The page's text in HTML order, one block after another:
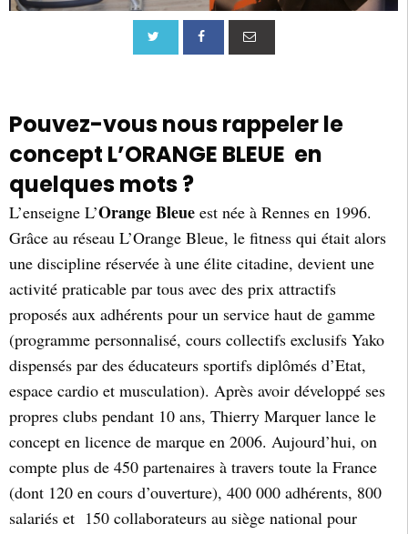
Pouvez-vous nous rappeler le
concept L’ORANGE BLEUE en
quelques mots ?
L’enseigne L’Orange Bleue est née à Rennes en 1996.
Grâce au réseau L’Orange Bleue, le fitness qui était alors
une discipline réservée à une élite citadine, devient une
activité praticable par tous avec des prix attractifs
proposés aux adhérents pour un service haut de gamme
(programme personnalisé, cours collectifs exclusifs Yako
dispensés par des éducateurs sportifs diplômés d’Etat,
espace cardio et musculation). Après avoir développé ses
propres clubs pendant 10 ans, Thierry Marquer lance le
concept en licence de marque en 2006. Aujourd’hui, on
compte plus de 450 partenaires à travers toute la France
(dont 120 en cours d’ouverture), 400 000 adhérents, 800
salariés et 150 collaborateurs au siège national pour